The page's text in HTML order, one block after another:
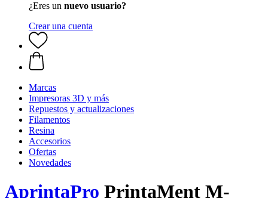
¿Eres un nuevo usuario?
Crear una cuenta
Marcas
Impresoras 3D y más
Repuestos y actualizaciones
Filamentos
Resina
Accesorios
Ofertas
Novedades
AprintaPro PrintaMent M-